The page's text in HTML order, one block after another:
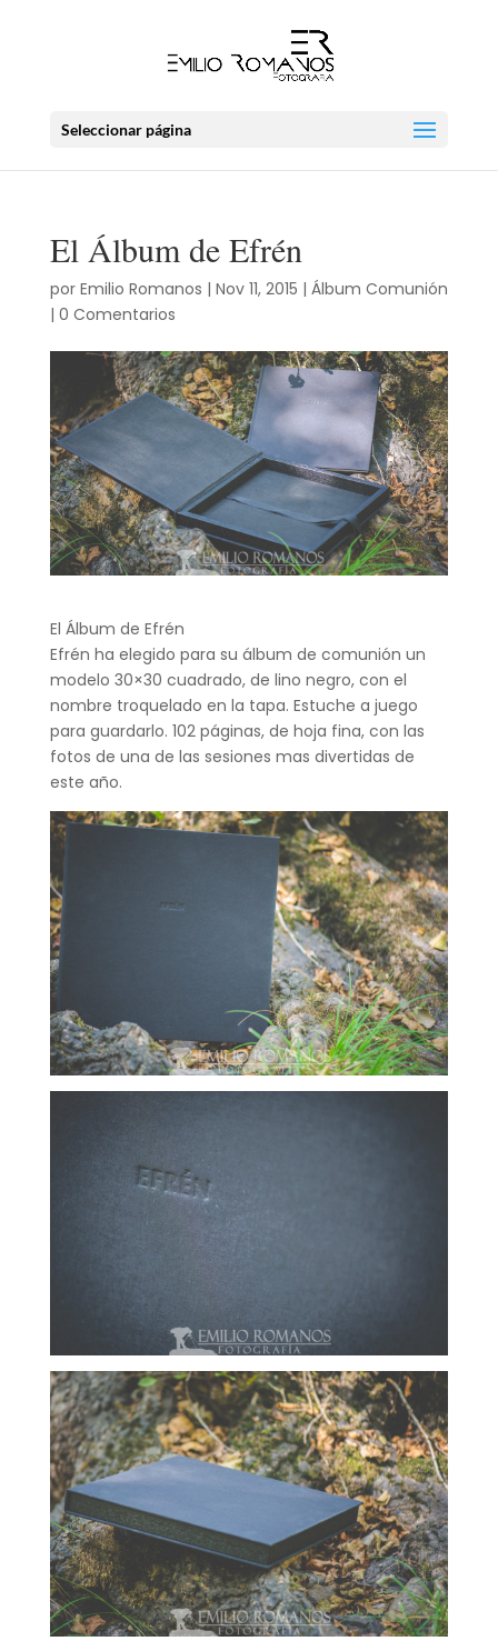
Seleccionar página
El Álbum de Efrén
por Emilio Romanos | Nov 11, 2015 | Álbum Comunión
| 0 Comentarios
El Álbum de Efrén
Efrén ha elegido para su álbum de comunión un
modelo 30×30 cuadrado, de lino negro, con el
nombre troquelado en la tapa. Estuche a juego
para guardarlo. 102 páginas, de hoja fina, con las
fotos de una de las sesiones mas divertidas de
este año.